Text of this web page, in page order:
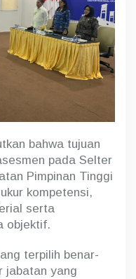
bahwa tujuan
pada Selter
Pimpinan Tinggi
kompetensi,
serta
objektif.
terpilih benar-
jabatan yang